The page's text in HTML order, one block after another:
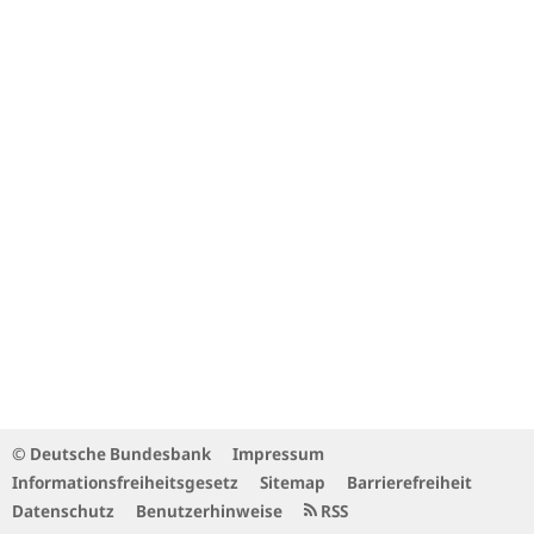
© Deutsche Bundesbank
Impressum
Informationsfreiheitsgesetz
Sitemap
Barrierefreiheit
Datenschutz
Benutzerhinweise RSS